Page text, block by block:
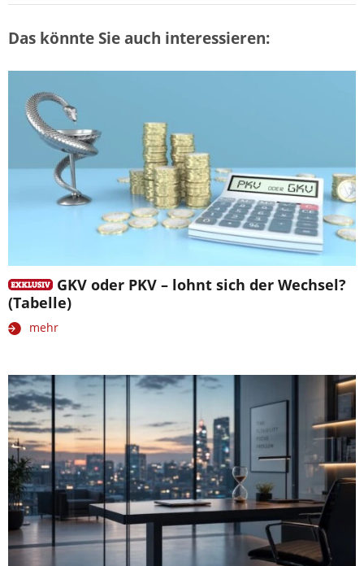
Das könnte Sie auch interessieren:
GKV oder PKV – lohnt sich der Wechsel?
(Tabelle)
mehr